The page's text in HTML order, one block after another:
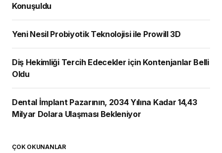
Konuşuldu
Yeni Nesil Probiyotik Teknolojisi ile Prowill 3D
Diş Hekimliği Tercih Edecekler için Kontenjanlar Belli
Oldu
Dental İmplant Pazarının, 2034 Yılına Kadar 14,43
Milyar Dolara Ulaşması Bekleniyor
ÇOK OKUNANLAR